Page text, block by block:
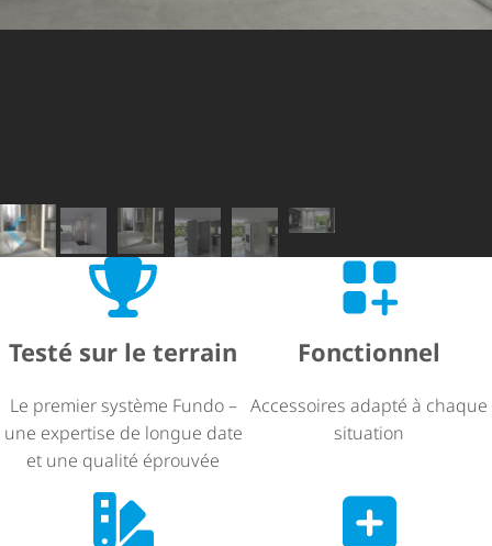
Testé sur le terrain
Le premier système Fundo –
une expertise de longue date
et une qualité éprouvée
Fonctionnel
Accessoires adapté à chaque
situation